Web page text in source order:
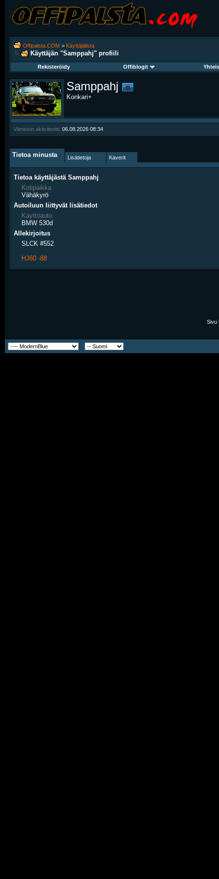
Offipalsta.COM > Käyttäjälista
Käyttäjän "Samppahj" profiili
Rekisteröidy Offiblogit
Samppahj
Konkari+
Viimeisin aktiviteetti: 06.08.2026 08:34
Tietoa minusta Lisätietoja Kaverit
Tietoa käyttäjästä Samppahj
Kotipaikka
Vähäkyrö
Autoiluun liittyvät lisätiedot
Käyttöauto
BMW 530d
Allekirjoitus
SLCK #552
HJ60 -88
Sivu